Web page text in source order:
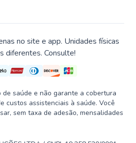
no site e app. Unidades físicas
diferentes. Consulte!
saúde e não garante a cobertura
custos assistenciais à saúde. Você
sem taxa de adesão, mensalidades